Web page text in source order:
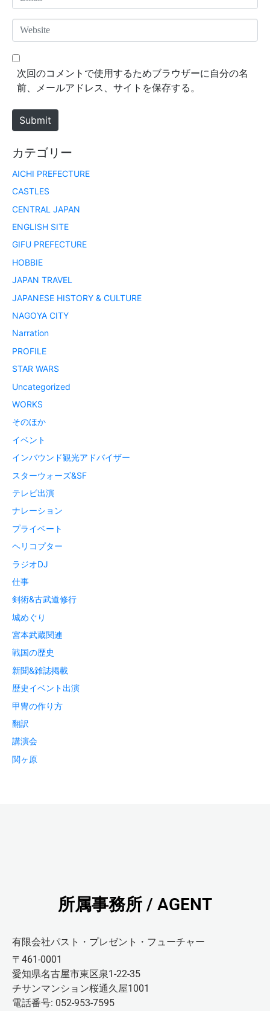
*
m
a
*
W
e
b
e
次回のコメントで使用するためブラウザーに自分の名
前、メールアドレス、サイトを保存する。
Submit
カテゴリー
AICHI PREFECTURE
CASTLES
CENTRAL JAPAN
ENGLISH SITE
GIFU PREFECTURE
HOBBIE
JAPAN TRAVEL
JAPANESE HISTORY & CULTURE
NAGOYA CITY
Narration
PROFILE
STAR WARS
Uncategorized
WORKS
そのほか
イベント
インバウンド観光アドバイザー
スターウォーズ&SF
テレビ出演
ナレーション
プライベート
ヘリコプター
ラジオDJ
仕事
剣術&古武道修行
城めぐり
宮本武蔵関連
戦国の歴史
新聞&雑誌掲載
歴史イベント出演
甲冑の作り方
翻訳
講演会
関ヶ原
所属事務所 / AGENT
有限会社パスト・プレゼント・フューチャー
〒461-0001
愛知県名古屋市東区泉1-22-35
チサンマンション桜通久屋1001
電話番号: 052-953-7595